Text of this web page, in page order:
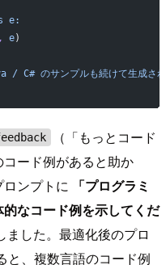
e:
, e)
/ C# のサンプルも続けて生成さ
（「もっとコード
ード例があると助か
ンプトに
「プログラミ
なコード例を示してくだ
ました。最適化後のプロ
と、複数言語のコード例